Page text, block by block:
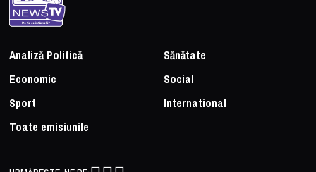
Analiză Politică
Sănătate
Economic
Social
Sport
International
Toate emisiunile